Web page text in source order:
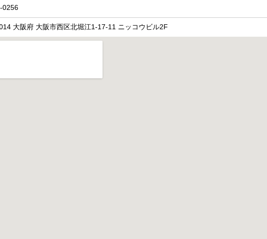
0256
大阪府 大阪市西区北堀江1-17-11 ニッコウビル2F